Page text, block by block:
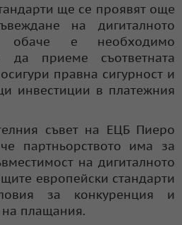
ще се проявят още
на дигиталното
е необходимо
да приеме съответната
правна сигурност и
инвестиции в платежния
съвет на ЕЦБ Пиеро
партньорството има за
на дигиталното
европейски стандарти
за конкуренция и
плащания.